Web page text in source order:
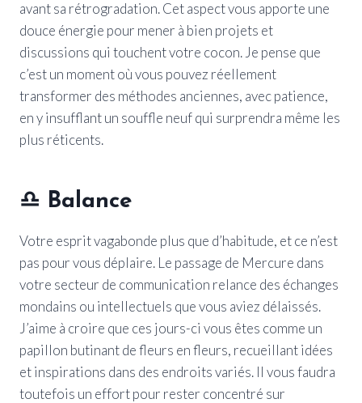
avant sa rétrogradation. Cet aspect vous apporte une
douce énergie pour mener à bien projets et
discussions qui touchent votre cocon. Je pense que
c’est un moment où vous pouvez réellement
transformer des méthodes anciennes, avec patience,
en y insufflant un souffle neuf qui surprendra même les
plus réticents.
♎ Balance
Votre esprit vagabonde plus que d’habitude, et ce n’est
pas pour vous déplaire. Le passage de Mercure dans
votre secteur de communication relance des échanges
mondains ou intellectuels que vous aviez délaissés.
J’aime à croire que ces jours-ci vous êtes comme un
papillon butinant de fleurs en fleurs, recueillant idées
et inspirations dans des endroits variés. Il vous faudra
toutefois un effort pour rester concentré sur